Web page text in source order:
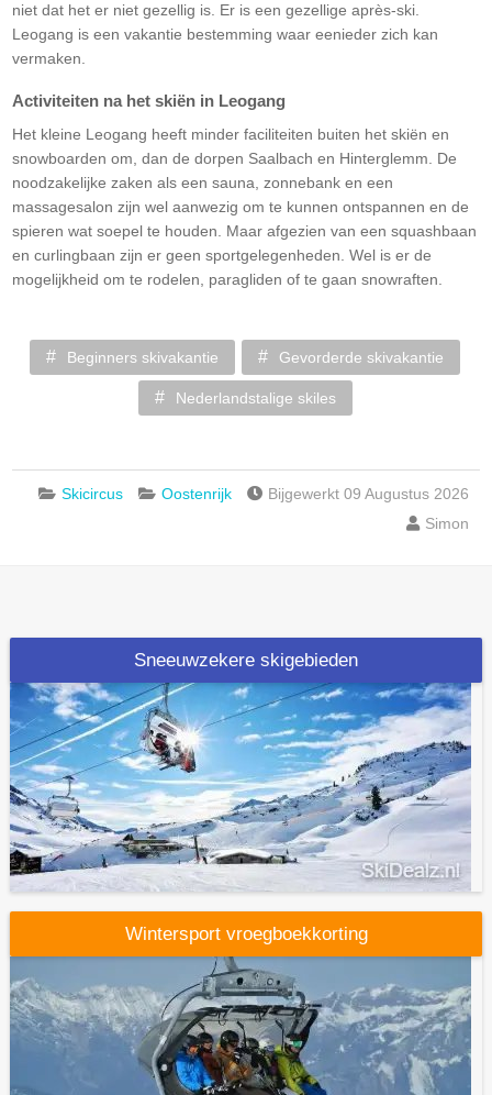
niet dat het er niet gezellig is. Er is een gezellige après-ski.
Leogang is een vakantie bestemming waar eenieder zich kan
vermaken.
Activiteiten na het skiën in Leogang
Het kleine Leogang heeft minder faciliteiten buiten het skiën en
snowboarden om, dan de dorpen Saalbach en Hinterglemm. De
noodzakelijke zaken als een sauna, zonnebank en een
massagesalon zijn wel aanwezig om te kunnen ontspannen en de
spieren wat soepel te houden. Maar afgezien van een squashbaan
en curlingbaan zijn er geen sportgelegenheden. Wel is er de
mogelijkheid om te rodelen, paragliden of te gaan snowraften.
Beginners skivakantie Gevorderde skivakantie
Nederlandstalige skiles
Skicircus Oostenrijk
Bijgewerkt 09 Augustus 2026
Simon
Sneeuwzekere skigebieden
Wintersport vroegboekkorting